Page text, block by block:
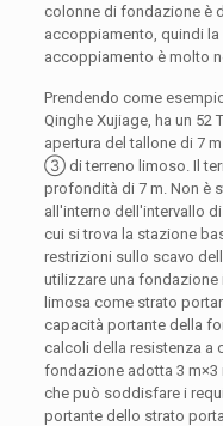
colonne di fondazione è
accoppiamento, quindi
accoppiamento è molto
Prendendo come
Qinghe Xujiage, ha un 52
apertura del tallone di 7
③ di terreno limoso. Il
profondità di 7 m. Non è
all'interno dell'intervallo
cui si trova la stazione
restrizioni sullo scavo
utilizzare una
limosa come strato
capacità portante della
calcoli della resistenza a
fondazione adotta 3 m×3
che può soddisfare i
portante dello strato